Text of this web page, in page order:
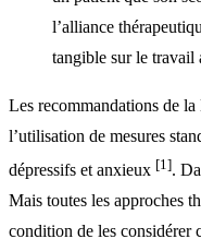
l’alliance
tangible sur le travail
Les recommandations de
l’utilisation de mesures
dépressifs et anxieux [1].
Mais toutes les approches
condition de les considérer